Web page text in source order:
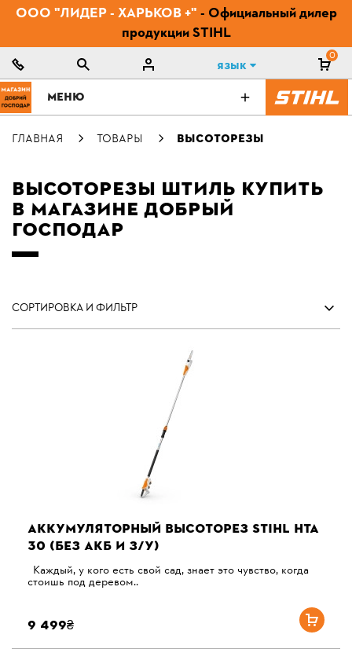
ООО "ЛИДЕР - ХАРЬКОВ +" - Официальный дилер
продукции STIHL
Язык
0
МЕНЮ
ГЛАВНАЯ ТОВАРЫ ВЫСОТОРЕЗЫ
ВЫСОТОРЕЗЫ ШТИЛЬ КУПИТЬ
В МАГАЗИНЕ ДОБРЫЙ
ГОСПОДАР
СОРТИРОВКА И ФИЛЬТР
АККУМУЛЯТОРНЫЙ ВЫСОТОРЕЗ STIHL HTA
30 (БЕЗ АКБ И З/У)
Каждый, у кого есть свой сад, знает это чувство, когда
стоишь под деревом..
9 499₴